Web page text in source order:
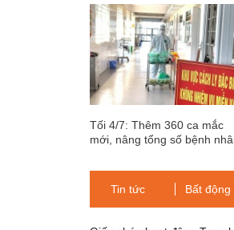
Tối 4/7: Thêm 360 ca mắc
mới, nâng tổng số bệnh
Tin tức Bất động